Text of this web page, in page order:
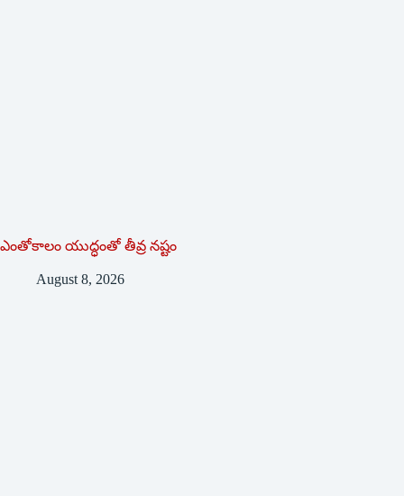
ఎంతోకాలం యుద్ధంతో తీవ్ర నష్టం
August 8, 2026